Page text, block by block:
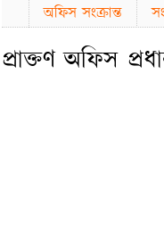
অফিস সংক্রান্ত
প্রাক্তণ অফিস